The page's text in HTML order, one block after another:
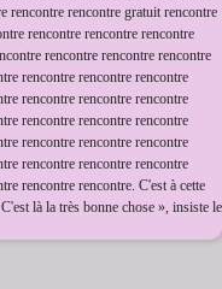
rencontre rencontre gratuit rencontre
rencontre rencontre rencontre
rencontre rencontre rencontre
rencontre rencontre rencontre
rencontre rencontre rencontre
rencontre rencontre rencontre
rencontre rencontre rencontre
rencontre rencontre rencontre
rencontre rencontre. C'est à cette
là la très bonne chose », insiste le